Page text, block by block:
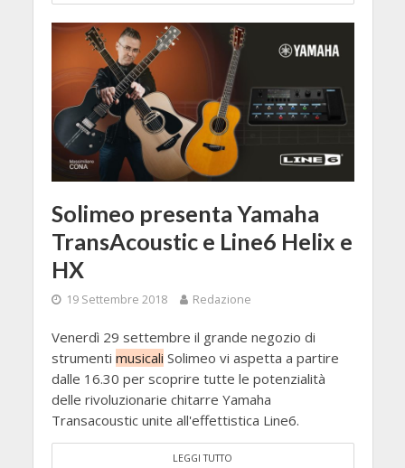
Solimeo presenta Yamaha
TransAcoustic e Line6 Helix e
HX
19 Settembre 2018 Redazione
Venerdì 29 settembre il grande negozio di
strumenti musicali Solimeo vi aspetta a partire
dalle 16.30 per scoprire tutte le potenzialità
delle rivoluzionarie chitarre Yamaha
Transacoustic unite all'effettistica Line6.
LEGGI TUTTO